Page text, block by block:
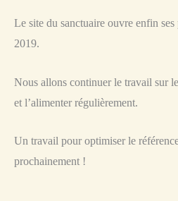
Le site du sanctuaire ouvre enfin
2019.
Nous allons continuer le travail sur
et l’alimenter régulièrement.
Un travail pour optimiser le
prochainement !